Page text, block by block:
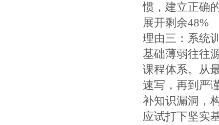
惯，建立正确
展开剩余48%
理由三：系统
基础薄弱往往
课程体系。从
速写，再到严
补知识漏洞，
应试打下坚实